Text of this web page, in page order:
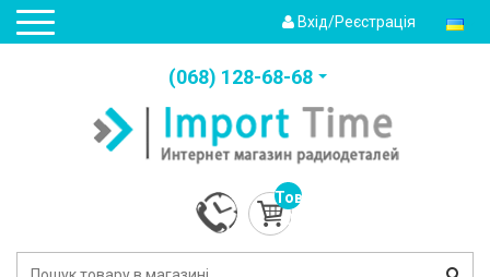
Вхід/Реєстрація
(‎068) 128-68-68
Товарів:
0
(0.0грн.)